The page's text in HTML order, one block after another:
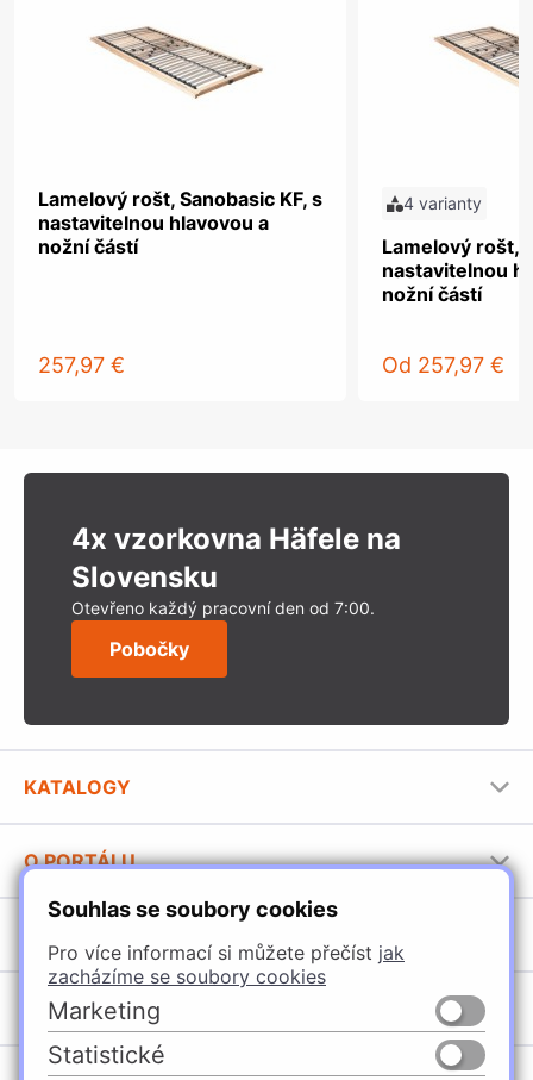
Souhlas se soubory cookies
Pro více informací si můžete přečíst jak
zacházíme se soubory cookies
Marketing
Statistické
Lamelový rošt, Sanobasic KF, s
nastavitelnou hlavovou a
nožní částí
257,97 €
4 varianty
Lamelový rošt,
nastavitelnou
nožní částí
Od 257,97 €
4x vzorkovna Häfele na
Slovensku
Otevřeno každý pracovní den od 7:00.
Pobočky
KATALOGY
Stavební katalog Häfele
Brožury Häfele
O PORTÁLU
Provozovatel portálu
Jak používat portál
Úchytky
Nábytkové kování
Vybavení kuchyní
POBOČKY
Špačince